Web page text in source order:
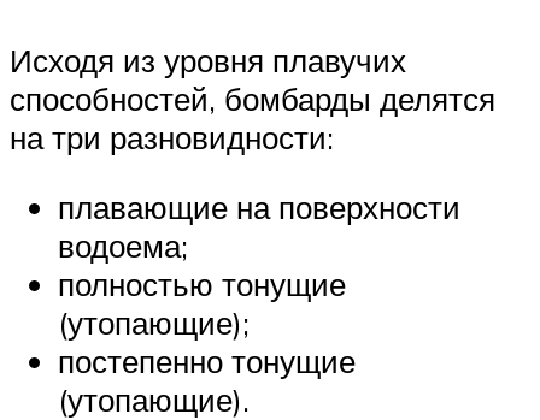
Исходя из уровня плавучих
способностей, бомбарды делятся
на три разновидности:
плавающие на поверхности
водоема;
полностью тонущие
(утопающие);
постепенно тонущие
(утопающие).